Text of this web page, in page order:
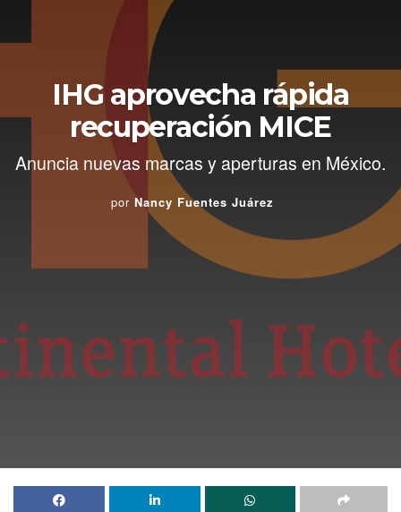
IHG aprovecha rápida
recuperación MICE
Anuncia nuevas marcas y aperturas en México.
por Nancy Fuentes Juárez